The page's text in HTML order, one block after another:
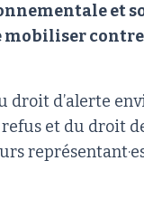
et
droit d’alerte
et du droit